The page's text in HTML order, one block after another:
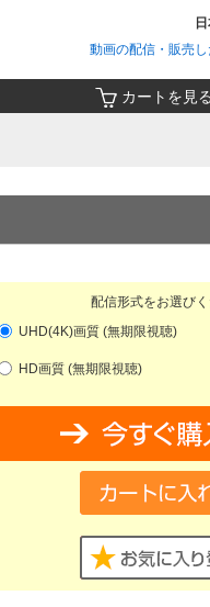
動画の配信・販売
カートを見る
配信形式をお選び
UHD(4K)画質 (無期限視聴)
HD画質 (無期限視聴)